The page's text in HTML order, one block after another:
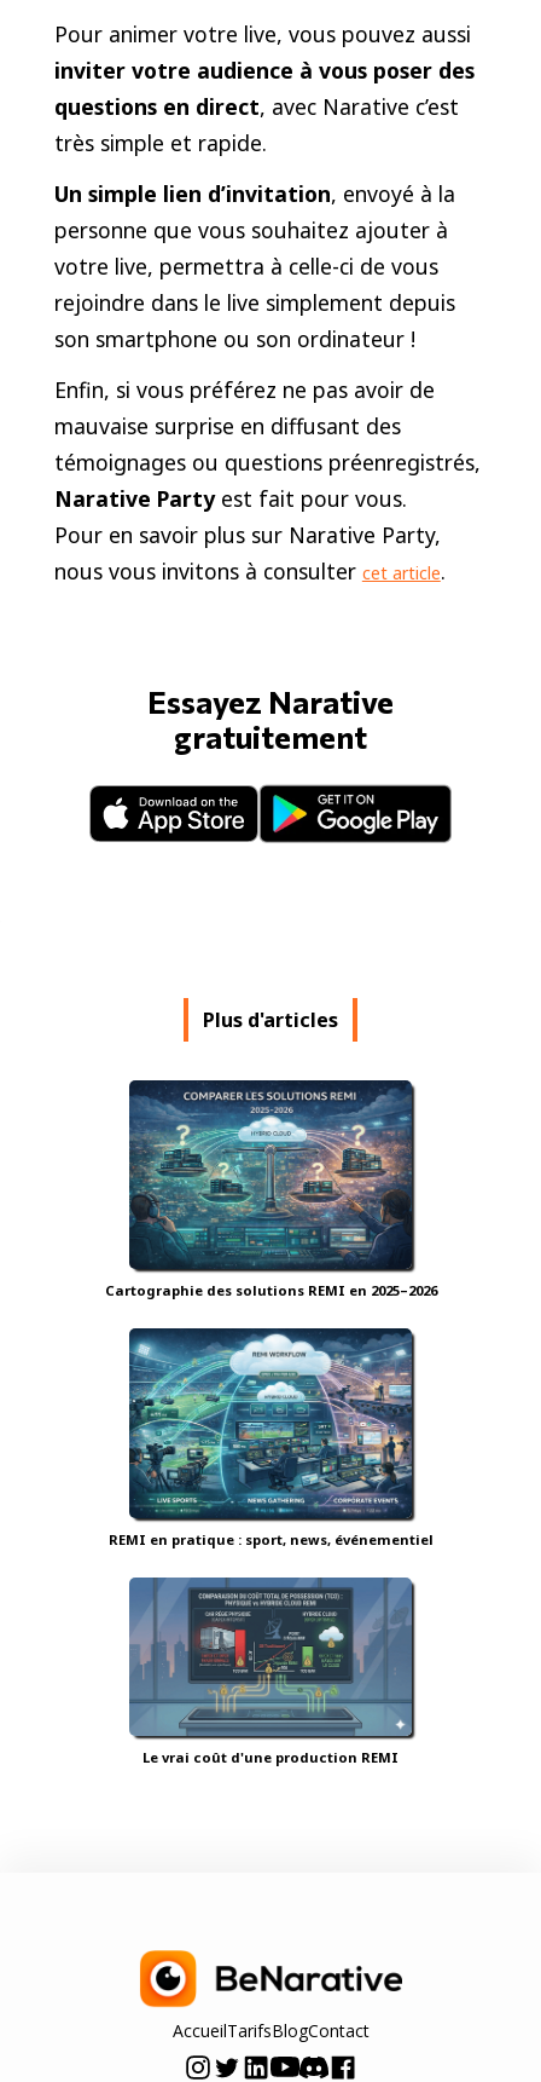
Pour animer votre live, vous pouvez aussi
inviter votre audience à vous poser des
questions en direct, avec Narative c’est
très simple et rapide.
Un simple lien d’invitation, envoyé à la
personne que vous souhaitez ajouter à
votre live, permettra à celle-ci de vous
rejoindre dans le live simplement depuis
son smartphone ou son ordinateur !
Enfin, si vous préférez ne pas avoir de
mauvaise surprise en diffusant des
témoignages ou questions préenregistrés,
Narative Partyest fait pour vous.
Pour en savoir plus sur Narative Party,
nous vous invitons à consulter cet article.
Essayez Narative
gratuitement
Plus d'articles
Cartographie des solutions REMI en 2025–2026
REMI en pratique : sport, news, événementiel
Le vrai coût d'une production REMI
AccueilTarifsBlogContact